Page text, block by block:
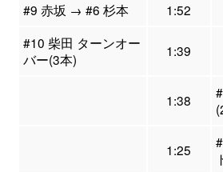
#9 赤坂 → #6 杉本
1:52
#10 柴田 ターンオー
バー(3本)
1:39
1:38
1:25